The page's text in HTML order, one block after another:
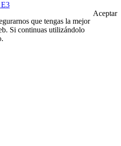
que tengas la mejor
Si continuas utilizándolo
Aceptar